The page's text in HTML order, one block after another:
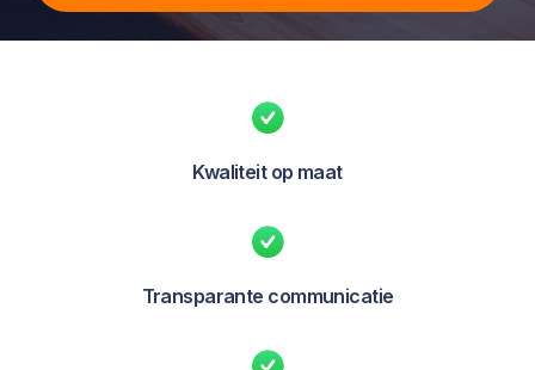
Kwaliteit op maat
Transparante communicatie